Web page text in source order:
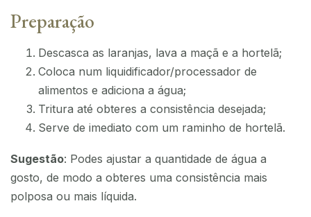
Preparação
Descasca as laranjas, lava a maçã e a hortelã;
Coloca num liquidificador/processador de
alimentos e adiciona a água;
Tritura até obteres a consistência desejada;
Serve de imediato com um raminho de hortelã.
Sugestão: Podes ajustar a quantidade de água a
gosto, de modo a obteres uma consistência mais
polposa ou mais líquida.